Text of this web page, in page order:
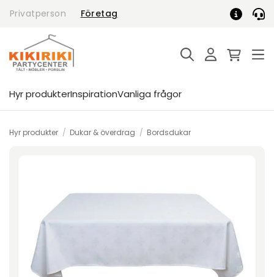
Privatperson Företag
Hyr produkterInspirationVanliga frågor
Hyr produkter / Dukar & överdrag / Bordsdukar